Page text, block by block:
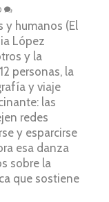
y humanos (El
López
y la
personas, la
y viaje
las
redes
y esparcirse
esa danza
sobre la
que sostiene